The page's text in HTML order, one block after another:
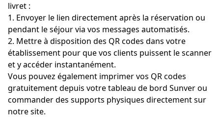
livret :
1. Envoyer le lien directement après la réservation ou
pendant le séjour via vos messages automatisés.
2. Mettre à disposition des QR codes dans votre
établissement pour que vos clients puissent le scanner
et y accéder instantanément.
Vous pouvez également imprimer vos QR codes
gratuitement depuis votre tableau de bord Sunver ou
commander des supports physiques directement sur
notre site.